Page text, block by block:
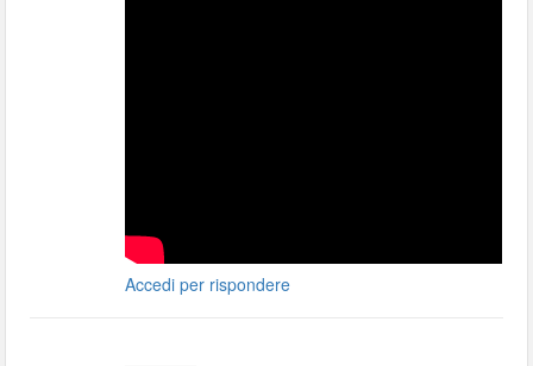
Accedi per rispondere